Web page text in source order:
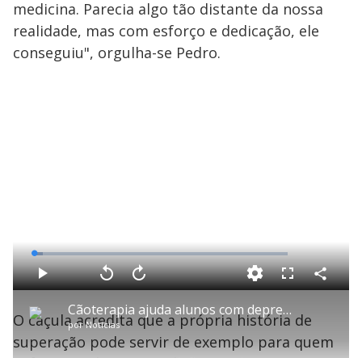
medicina. Parecia algo tão distante da nossa
realidade, mas com esforço e dedicação, ele
conseguiu", orgulha-se Pedro.
P Cãoterapia ajuda alunos com depressão, ansiedade e autismo
porNotícias
P V
t
a
r
0
A
n
ç
a
1
L
o
a
d
e
3
.
5
4
%
F
l
s
c
e
C
o
i
l
O caçula acredita que a própria história de
superação pode servir de exemplo para quem